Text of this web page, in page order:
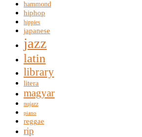
hammond
hiphop
hippies
japanese
jazz
latin
library
litera
magyar
nujazz
piano
reggae
rip